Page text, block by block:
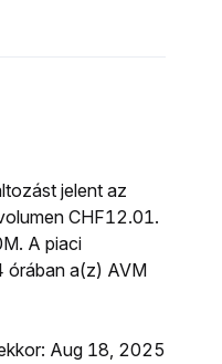
jelent az
CHF12.01.
A piaci
órában a(z) AVM
Aug 18, 2025